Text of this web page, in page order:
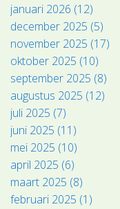
januari 2026 (12)
december 2025 (5)
november 2025 (17)
oktober 2025 (10)
september 2025 (8)
augustus 2025 (12)
juli 2025 (7)
juni 2025 (11)
mei 2025 (10)
april 2025 (6)
maart 2025 (8)
februari 2025 (1)